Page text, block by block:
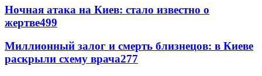
Ночная атака на Киев: стало известно о
жертве499
Миллионный залог и смерть близнецов: в Киеве
раскрыли схему врача277